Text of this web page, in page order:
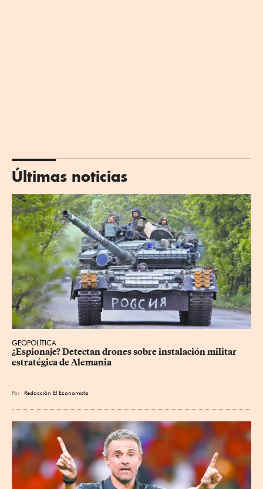
Últimas noticias
GEOPOLÍTICA
¿Espionaje? Detectan drones sobre instalación militar
estratégica de Alemania
Por Redacción El Economista